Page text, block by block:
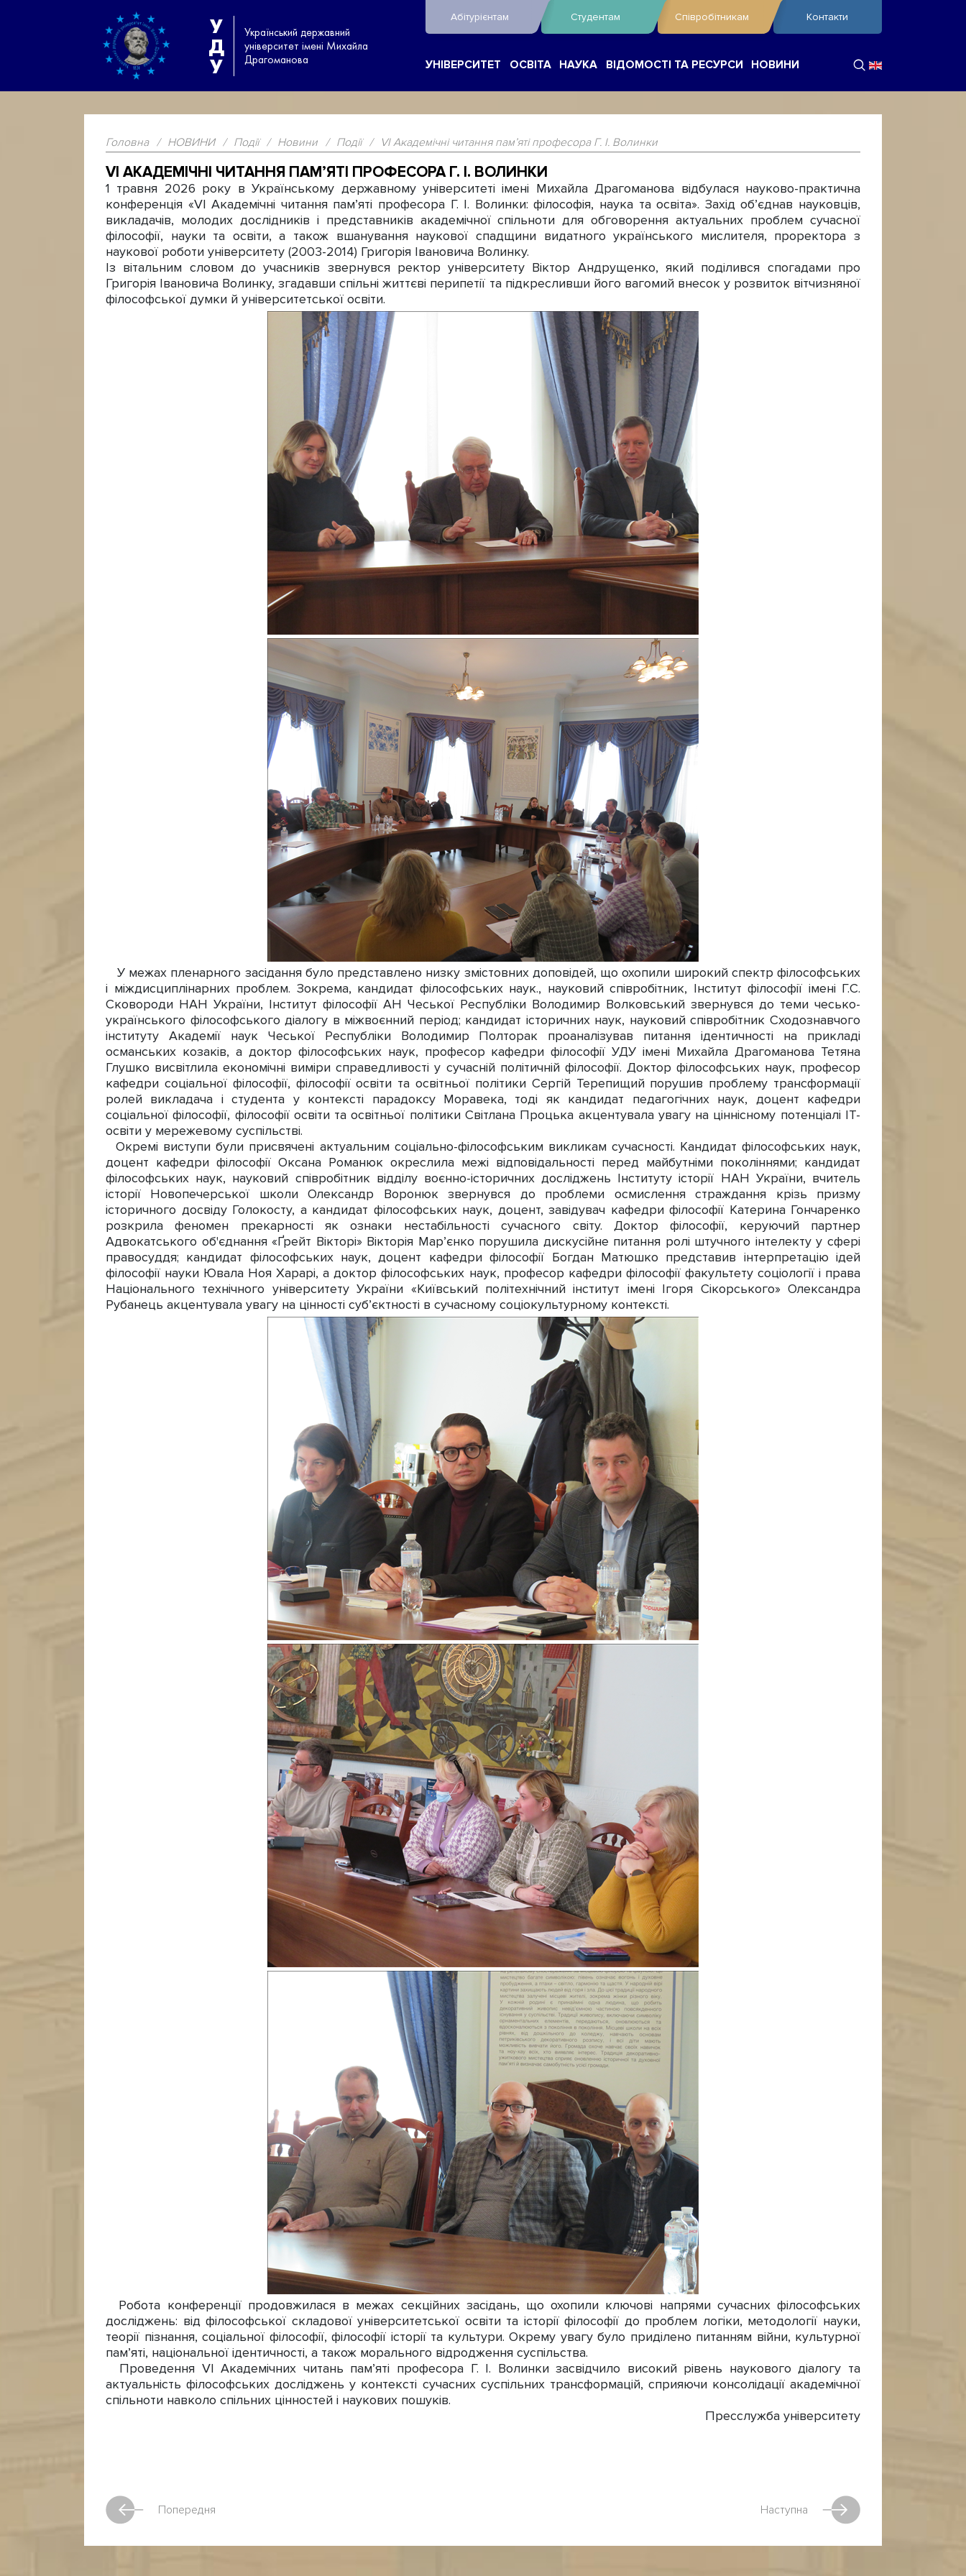
У
Д
У
Український державний
університет імені Михайла
Драгоманова
Абітурієнтам Студентам Співробітникам Контакти
УНІВЕРСИТЕТ ОСВІТА НАУКА ВІДОМОСТІ ТА РЕСУРСИ НОВИНИ
Головна / НОВИНИ / Події / Новини / Події / VI Академічні читання пам’яті професора Г. І. Волинки
VI АКАДЕМІЧНІ ЧИТАННЯ ПАМ’ЯТІ ПРОФЕСОРА Г. І. ВОЛИНКИ
1 травня 2026 року в Українському державному університеті імені Михайла Драгоманова відбулася науково-практична
конференція «VI Академічні читання пам’яті професора Г. І. Волинки: філософія, наука та освіта». Захід об’єднав науковців,
викладачів, молодих дослідників і представників академічної спільноти для обговорення актуальних проблем сучасної
філософії, науки та освіти, а також вшанування наукової спадщини видатного українського мислителя, проректора з
наукової роботи університету (2003-2014) Григорія Івановича Волинку.
Із вітальним словом до учасників звернувся ректор університету Віктор Андрущенко, який поділився спогадами про
Григорія Івановича Волинку, згадавши спільні життєві перипетії та підкресливши його вагомий внесок у розвиток вітчизняної
філософської думки й університетської освіти.
У межах пленарного засідання було представлено низку змістовних доповідей, що охопили широкий спектр філософських
і міждисциплінарних проблем. Зокрема, кандидат філософських наук., науковий співробітник, Інститут філософії імені Г.С.
Сковороди НАН України, Інститут філософії АН Чеської Республіки Володимир Волковський звернувся до теми чесько-
українського філософського діалогу в міжвоєнний період; кандидат історичних наук, науковий співробітник Сходознавчого
інституту Академії наук Чеської Республіки Володимир Полторак проаналізував питання ідентичності на прикладі
османських козаків, а доктор філософських наук, професор кафедри філософії УДУ імені Михайла Драгоманова Тетяна
Глушко висвітлила економічні виміри справедливості у сучасній політичній філософії. Доктор філософських наук, професор
кафедри соціальної філософії, філософії освіти та освітньої політики Сергій Терепищий порушив проблему трансформації
ролей викладача і студента у контексті парадоксу Моравека, тоді як кандидат педагогічних наук, доцент кафедри
соціальної філософії, філософії освіти та освітньої політики Світлана Процька акцентувала увагу на ціннісному потенціалі ІТ-
освіти у мережевому суспільстві.
Окремі виступи були присвячені актуальним соціально-філософським викликам сучасності. Кандидат філософських наук,
доцент кафедри філософії Оксана Романюк окреслила межі відповідальності перед майбутніми поколіннями; кандидат
філософських наук, науковий співробітник відділу воєнно-історичних досліджень Інституту історії НАН України, вчитель
історії Новопечерської школи Олександр Воронюк звернувся до проблеми осмислення страждання крізь призму
історичного досвіду Голокосту, а кандидат філософських наук, доцент, завідувач кафедри філософії Катерина Гончаренко
розкрила феномен прекарності як ознаки нестабільності сучасного світу. Доктор філософії, керуючий партнер
Адвокатського об'єднання «Ґрейт Вікторі» Вікторія Мар’єнко порушила дискусійне питання ролі штучного інтелекту у сфері
правосуддя; кандидат філософських наук, доцент кафедри філософії Богдан Матюшко представив інтерпретацію ідей
філософії науки Ювала Ноя Харарі, а доктор філософських наук, професор кафедри філософії факультету соціології і права
Національного технічного університету України «Київський політехнічний інститут імені Ігоря Сікорського» Олександра
Рубанець акцентувала увагу на цінності суб’єктності в сучасному соціокультурному контексті.
Робота конференції продовжилася в межах секційних засідань, що охопили ключові напрями сучасних філософських
досліджень: від філософської складової університетської освіти та історії філософії до проблем логіки, методології науки,
теорії пізнання, соціальної філософії, філософії історії та культури. Окрему увагу було приділено питанням війни, культурної
пам’яті, національної ідентичності, а також морального відродження суспільства.
Проведення VI Академічних читань пам’яті професора Г. І. Волинки засвідчило високий рівень наукового діалогу та
актуальність філософських досліджень у контексті сучасних суспільних трансформацій, сприяючи консолідації академічної
спільноти навколо спільних цінностей і наукових пошуків.
Пресслужба університету
Попередня Наступна